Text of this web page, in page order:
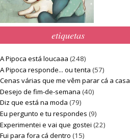
etiquetas
A Pipoca está loucaaa (248)
A Pipoca responde... ou tenta (57)
Cenas várias que me vêm parar cá a casa
Desejo de fim-de-semana (40)
Diz que está na moda (79)
Eu pergunto e tu respondes (9)
Experimentei e vai que gostei (22)
Fui para fora cá dentro (15)